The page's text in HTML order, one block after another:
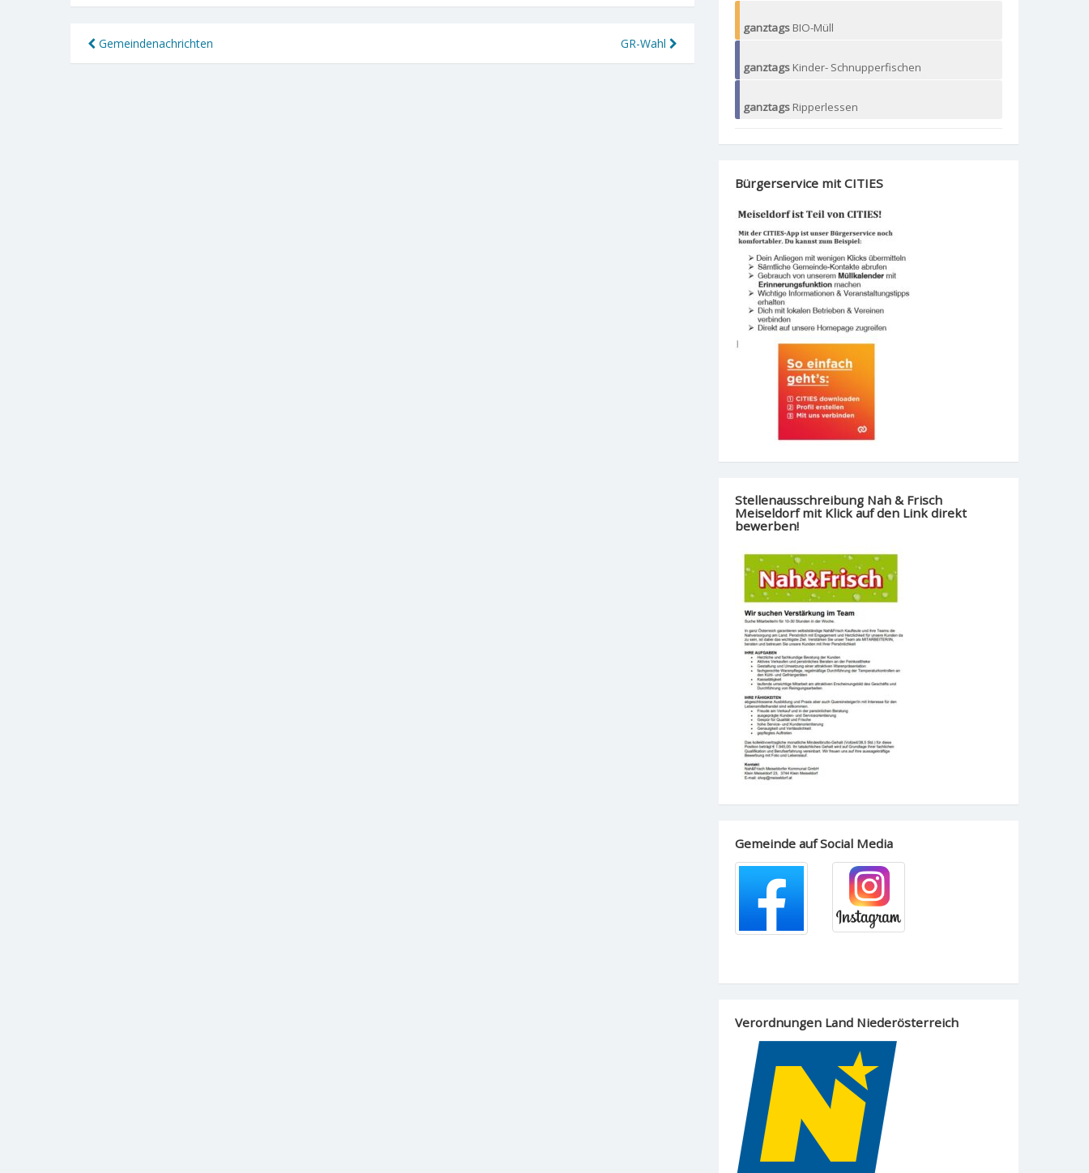
Beitragsnavigation
Gemeindenachrichten GR-Wahl
ganztags BIO-Müll
ganztags Kinder- Schnupperfischen
ganztags Ripperlessen
Bürgerservice mit CITIES
Stellenausschreibung Nah & Frisch
Meiseldorf mit Klick auf den Link direkt
bewerben!
Gemeinde auf Social Media
Verordnungen Land Niederösterreich